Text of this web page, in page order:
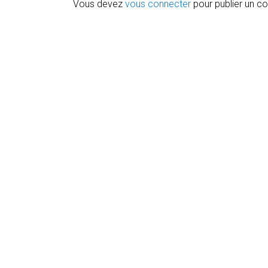
Vous devez vous connecter pour publier un